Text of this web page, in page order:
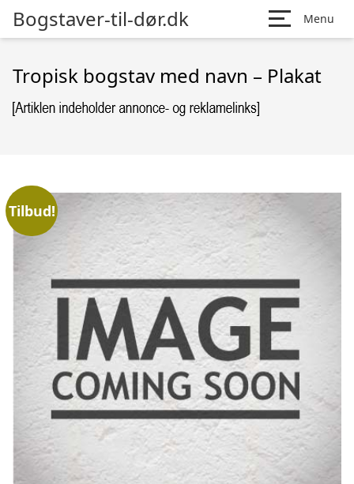
Bogstaver-til-dør.dk Menu
Tropisk bogstav med navn – Plakat
Tilbud!